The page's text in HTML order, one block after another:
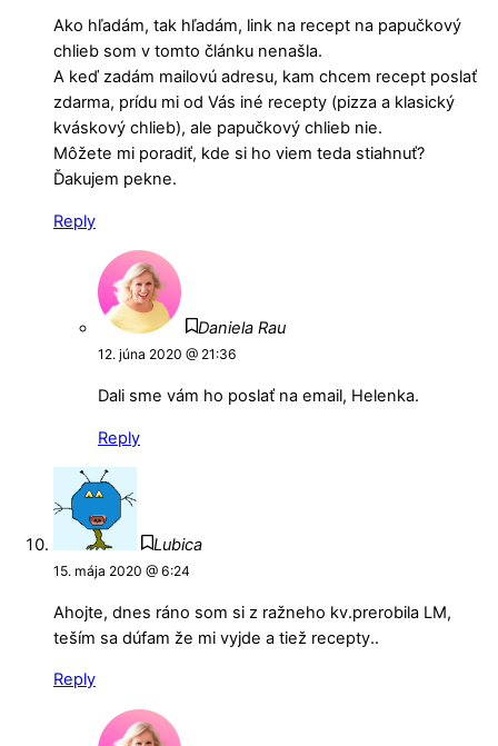
Ako hľadám, tak hľadám, link na recept na papučkový
chlieb som v tomto článku nenašla.
A keď zadám mailovú adresu, kam chcem recept poslať
zdarma, prídu mi od Vás iné recepty (pizza a klasický
kváskový chlieb), ale papučkový chlieb nie.
Môžete mi poradiť, kde si ho viem teda stiahnuť?
Ďakujem pekne.
Reply
Daniela Rau
12. júna 2020 @ 21:36
Dali sme vám ho poslať na email, Helenka.
Reply
Lubica
15. mája 2020 @ 6:24
Ahojte, dnes ráno som si z ražneho kv.prerobila LM,
teším sa dúfam že mi vyjde a tiež recepty..
Reply